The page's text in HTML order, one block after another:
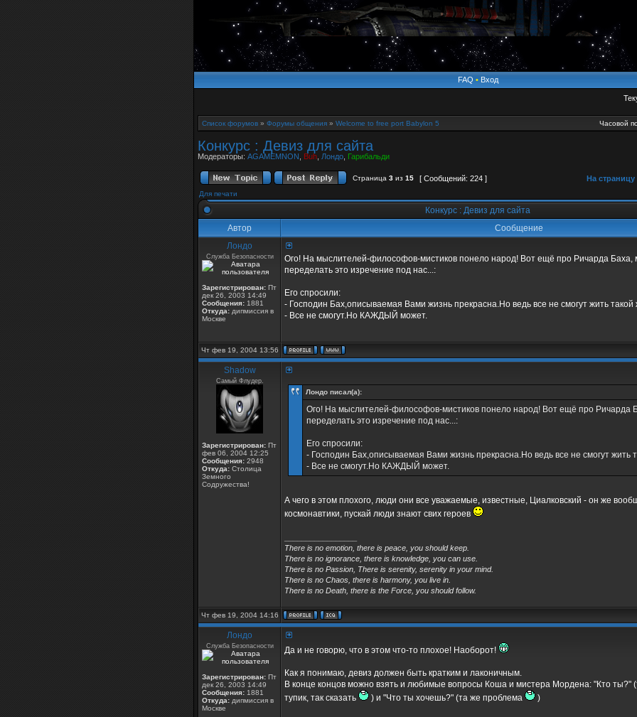
FAQ • Вход
Список форумов » Форумы общения » Welcome to free port Babylon 5 Часовой
Конкурс : Девиз для сайта
Модераторы: AGAMEMNON Buh Лондо Гарибальди
Страница 3 из 15 [ Сообщений: 224 ] На страницу
Для печати
Конкурс : Девиз для сайта
Автор
Сообщение
Лондо
Служба Безопасности
Зарегистрирован: Пт
дек 26, 2003 14:49
Сообщения: 1881
Откуда: дипмиссия в
Москве
Ого! На мыслителей-философов-мистиков понело народ! Вот ещё про Ричарда Баха,
переделать это изречение под нас...:
Его спросили:
- Господин Бах,описываемая Вами жизнь прекрасна.Но ведь все не смогут жить такой
- Все не смогут.Но КАЖДЫЙ может.
Чт фев 19, 2004 13:56
Shadow
Самый Флудер.
Зарегистрирован: Пт
фев 06, 2004 12:25
Сообщения: 2948
Откуда: Столица
Земного
Содружества!
Лондо писал(а):
Ого! На мыслителей-философов-мистиков понело народ! Вот ещё про Ричарда
переделать это изречение под нас...:
Его спросили:
- Господин Бах,описываемая Вами жизнь прекрасна.Но ведь все не смогут жить
- Все не смогут.Но КАЖДЫЙ может.
А чего в этом плохого, люди они все уважаемые, известные, Циалковский - он же
космонавтики, пускай люди знают свих героев
There is no emotion, there is peace, you should keep.
There is no ignorance, there is knowledge, you can use.
There is no Passion, There is serenity, serenity in your mind.
There is no Chaos, there is harmony, you live in.
There is no Death, there is the Force, you should follow.
Чт фев 19, 2004 14:16
Лондо
Служба Безопасности
Зарегистрирован: Пт
дек 26, 2003 14:49
Сообщения: 1881
Откуда: дипмиссия в
Москве
Да и не говорю, что в этом что-то плохое! Наоборот!
Как я понимаю, девиз должен быть кратким и лаконичным.
В конце концов можно взять и любимые вопросы Коша и мистера Мордена: "Кто ты?"
тупик, так сказать
) и "Что ты хочешь?" (та же проблема )